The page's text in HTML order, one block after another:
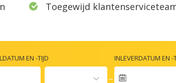
Toegewijd
EN -TIJD INLEVERDATUM EN -